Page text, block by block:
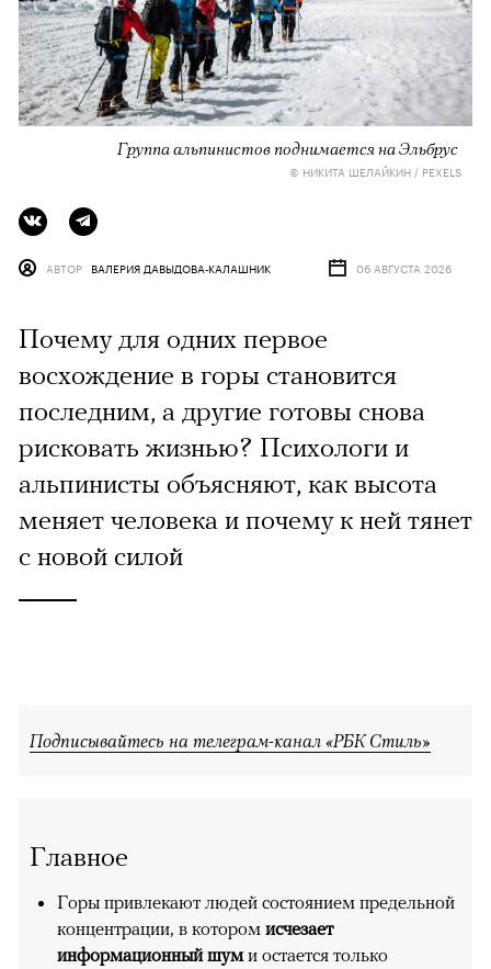
Группа альпинистов поднимается на Эльбрус
© НИКИТА ШЕЛАЙКИН / PEXELS
АВТОР ВАЛЕРИЯ ДАВЫДОВА-КАЛАШНИК 06 АВГУСТА 2026
Почему для одних первое
восхождение в горы становится
последним, а другие готовы снова
рисковать жизнью? Психологи и
альпинисты объясняют, как высота
меняет человека и почему к ней тянет
с новой силой
Подписывайтесь на телеграм-канал «РБК Стиль»
Главное
Горы привлекают людей состоянием предельной
концентрации, в котором исчезает
информационный шуми остается только